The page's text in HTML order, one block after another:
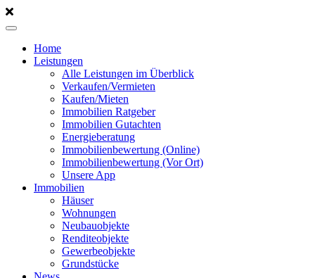
Home
Leistungen
Alle Leistungen im Überblick
Verkaufen/Vermieten
Kaufen/Mieten
Immobilien Ratgeber
Immobilien Gutachten
Energieberatung
Immobilienbewertung (Online)
Immobilienbewertung (Vor Ort)
Unsere App
Immobilien
Häuser
Wohnungen
Neubauobjekte
Renditeobjekte
Gewerbeobjekte
Grundstücke